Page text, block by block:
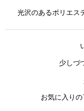
光沢のあるポリエス
少しづ
お気に入り